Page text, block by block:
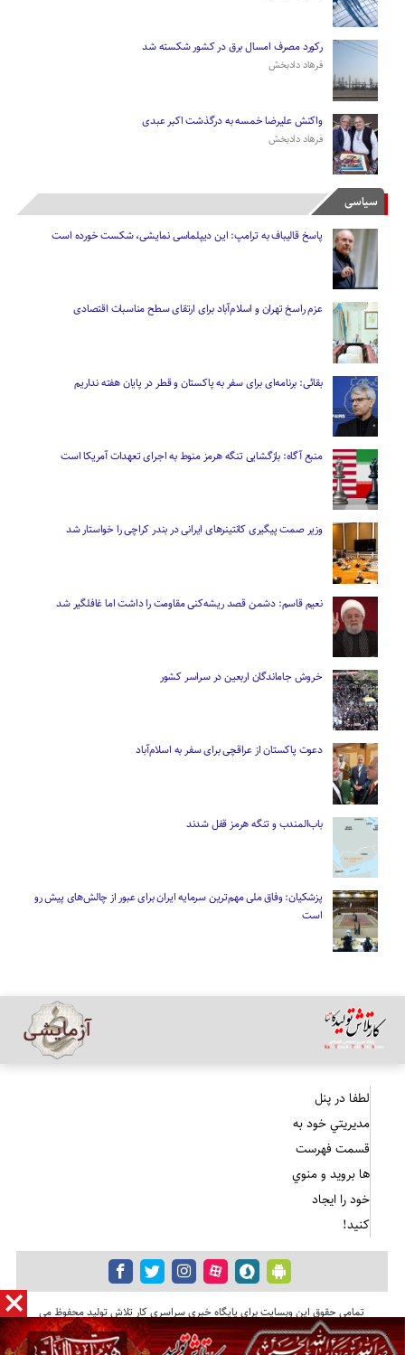
رکورد مصرف امسال برق در کشور شکسته شد
فرهاد دادبخش
واکنش علیرضا خمسه به درگذشت اکبر عبدی
فرهاد دادبخش
سیاسی
پاسخ قالیباف به ترامپ: این دیپلماسی نمایشی، شکست خورده است
عزم راسخ تهران و اسلام‌آباد برای ارتقای سطح مناسبات اقتصادی
بقائی: برنامه‌ای برای سفر به پاکستان و قطر در پایان هفته نداریم
منبع آگاه: بازگشایی تنگه هرمز منوط به اجرای تعهدات آمریکا است
وزیر صمت پیگیری کانتینر‌های ایرانی در بندر کراچی را خواستار شد
نعیم قاسم: دشمن قصد ریشه‌کنی مقاومت را داشت اما غافلگیر شد
خروش جاماندگان اربعین در سراسر کشور
دعوت پاکستان از عراقچی برای سفر به اسلام‌آباد
باب‌المندب و تنگه هرمز قفل شدند
پزشکیان: وفاق ملی مهم‌ترین سرمایه ایران برای عبور از چالش‌های پیش رو
است
لطفا در پنل
مديريتي خود به
قسمت فهرست
ها برويد و منوي
خود را ايجاد
كنيد!
تمامی حقوق این وبسایت برای پایگاه خبری سراسری کار تلاش تولید محفوظ می
باشد